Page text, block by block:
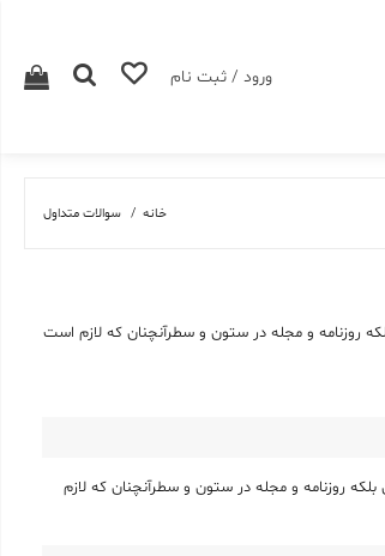
ورود / ثبت نام
خانه سوالات متداول
و مجله در ستون و سطرآنچنان که لازم است
روزنامه و مجله در ستون و سطرآنچنان که لازم